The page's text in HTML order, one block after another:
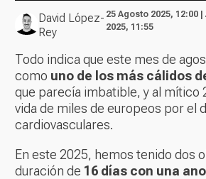
David López-
Rey
25 Agosto 2025, 12:00
2025, 11:55
Todo indica que este mes de
como uno de los más cálidos
que parecía imbatible, y al mítico
vida de miles de europeos por el
cardiovasculares.
En este 2025, hemos tenido dos
duración de 16 días con una